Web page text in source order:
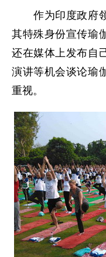
作为印度政府领
其特殊身份宣传瑜
还在媒体上发布自
演讲等机会谈论瑜
重视。